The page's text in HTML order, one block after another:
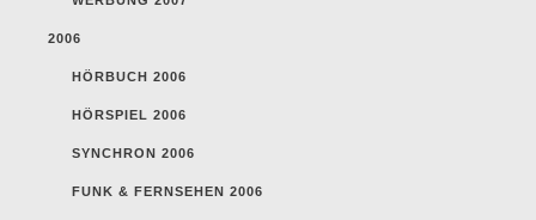
2006
HÖRBUCH 2006
HÖRSPIEL 2006
SYNCHRON 2006
FUNK & FERNSEHEN 2006